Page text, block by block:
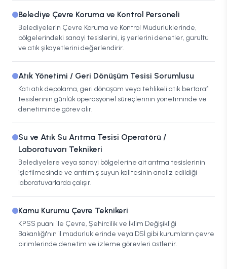
Belediye Çevre Koruma ve Kontrol Personeli
Belediyelerin Çevre Koruma ve Kontrol Müdürlüklerinde,
bölgelerindeki sanayi tesislerini, iş yerlerini denetler, gürültü
ve atık şikayetlerini değerlendirir.
Atık Yönetimi / Geri Dönüşüm Tesisi Sorumlusu
Katı atık depolama, geri dönüşüm veya tehlikeli atık bertaraf
tesislerinin günlük operasyonel süreçlerinin yönetiminde ve
denetiminde görev alır.
Su ve Atık Su Arıtma Tesisi Operatörü /
Laboratuvarı Teknikeri
Belediyelere veya sanayi bölgelerine ait arıtma tesislerinin
işletilmesinde ve arıtılmış suyun kalitesinin analiz edildiği
laboratuvarlarda çalışır.
Kamu Kurumu Çevre Teknikeri
KPSS puanı ile Çevre, Şehircilik ve İklim Değişikliği
Bakanlığı'nın il müdürlüklerinde veya DSİ gibi kurumların çevre
birimlerinde denetim ve izleme görevleri üstlenir.